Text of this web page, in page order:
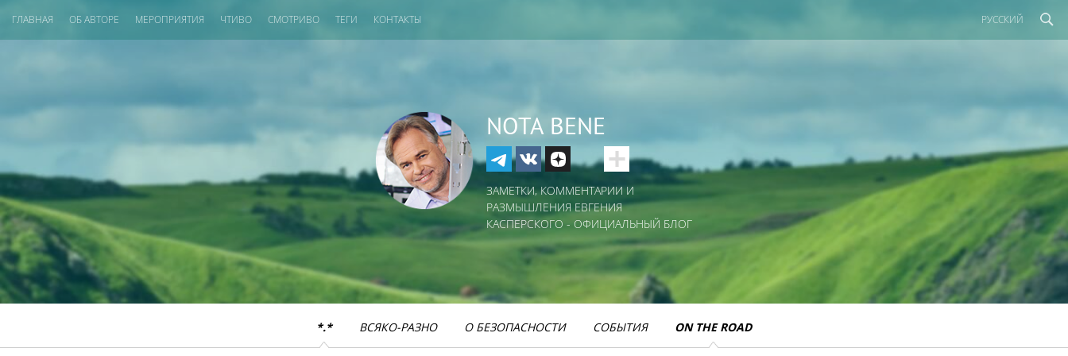
ГЛАВНАЯ ОБ АВТОРЕ МЕРОПРИЯТИЯ ЧТИВО СМОТРИВО ТЕГИ КОНТАКТЫ РУССКИЙ
NOTA BENE
ЗАМЕТКИ, КОММЕНТАРИИ И
РАЗМЫШЛЕНИЯ ЕВГЕНИЯ
КАСПЕРСКОГО - ОФИЦИАЛЬНЫЙ БЛОГ
*.* ВСЯКО-РАЗНО О БЕЗОПАСНОСТИ СОБЫТИЯ ON THE ROAD